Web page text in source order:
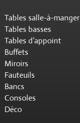
Tables salle-à-manger
Tables basses
Tables d’appoint
Buffets
Miroirs
Fauteuils
Bancs
Consoles
Déco